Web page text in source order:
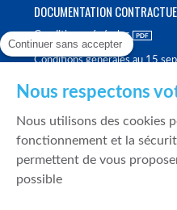
DOCUMENTATION
Conditions générales
Conditions générales au 15
Politique de meilleure sélection
Politique de durabilité
Fonds de garantie des dépôts
Continuer sans accepter
Nous respectons
Nous utilisons des cookies
fonctionnement et la
permettent de vous
possible